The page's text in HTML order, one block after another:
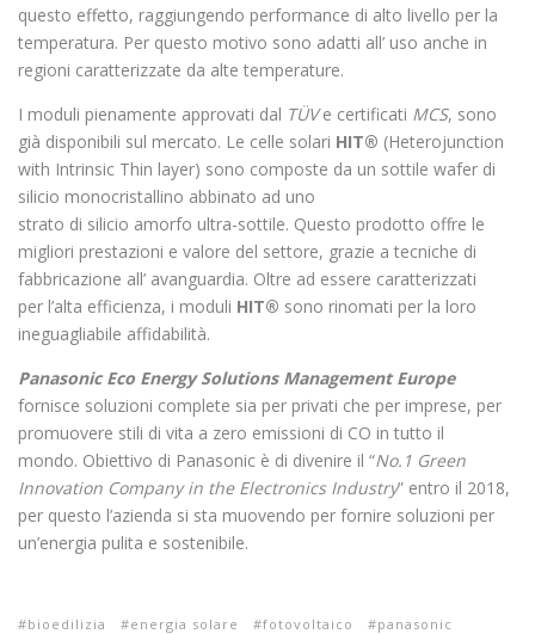
questo effetto, raggiungendo performance di alto livello per la
temperatura. Per questo motivo sono adatti all’ uso anche in
regioni caratterizzate da alte temperature.
I moduli pienamente approvati dal TÜVe certificati MCS, sono
già disponibili sul mercato. Le celle solari HIT® (Heterojunction
with Intrinsic Thin layer) sono composte da un sottile wafer di
silicio monocristallino abbinato ad uno
strato di silicio amorfo ultra-sottile. Questo prodotto offre le
migliori prestazioni e valore del settore, grazie a tecniche di
fabbricazione all’ avanguardia. Oltre ad essere caratterizzati
per l’alta efficienza, i moduli HIT® sono rinomati per la loro
ineguagliabile affidabilità.
Panasonic Eco Energy Solutions Management Europe
fornisce soluzioni complete sia per privati che per imprese, per
promuovere stili di vita a zero emissioni di CO in tutto il
mondo. Obiettivo di Panasonic è di divenire il “No.1 Green
Innovation Company in the Electronics Industry” entro il 2018,
per questo l’azienda si sta muovendo per fornire soluzioni per
un’energia pulita e sostenibile.
bioedilizia energia solare fotovoltaico panasonic